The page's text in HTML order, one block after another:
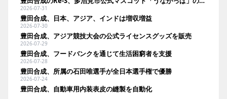
2026-07-31
豊田合成、日本、アジア、インドは増収増益
2026-07-30
豊田合成、アジア競技大会の公式ライセンスグッズを販売
2026-07-29
豊田合成、フードバンクを通じて生活困窮者を支援
2026-07-28
豊田合成、所属の石田唯選手が全日本選手権で優勝
2026-07-24
豊田合成、自動車用内装表皮の縫製を自動化